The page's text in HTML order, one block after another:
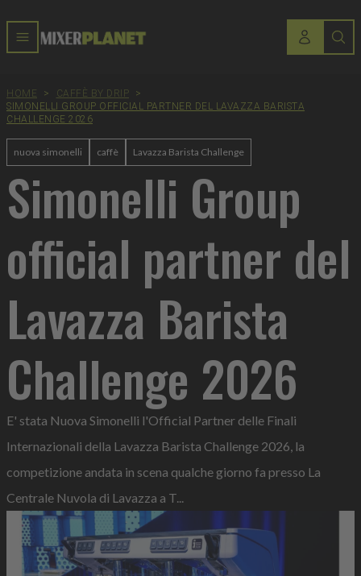
HOME > CAFFÈ BY DRIP
>
SIMONELLI GROUP OFFICIAL PARTNER DEL LAVAZZA BARISTA
CHALLENGE 2026
nuova simonelli caffè Lavazza Barista Challenge
Simonelli Group
official partner del
Lavazza Barista
Challenge 2026
E' stata Nuova Simonelli l'Official Partner delle Finali
Internazionali della Lavazza Barista Challenge 2026, la
competizione andata in scena qualche giorno fa presso La
Centrale Nuvola di Lavazza a T...